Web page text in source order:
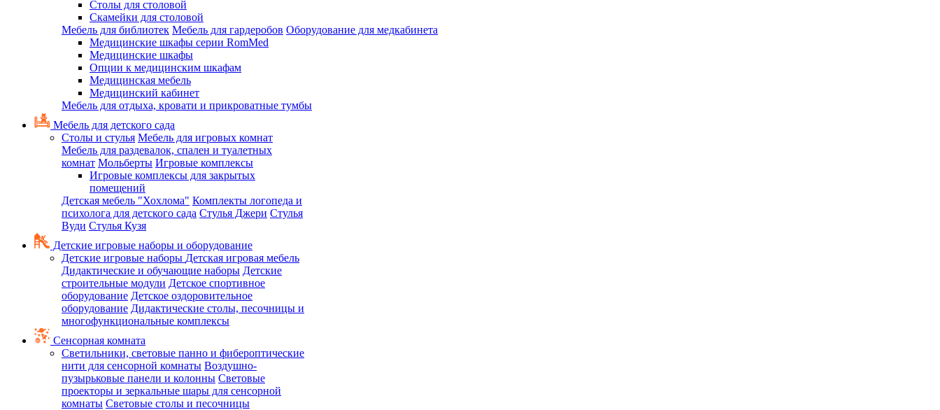
Cтолы для столовой
Скамейки для столовой
Мебель для библиотек Мебель для гардеробов Оборудование для медкабинета
Медицинские шкафы серии RomMed
Медицинские шкафы
Опции к медицинским шкафам
Медицинская мебель
Медицинский кабинет
Мебель для отдыха, кровати и прикроватные тумбы
Мебель для детского сада
Столы и стулья Мебель для игровых комнат
Мебель для раздевалок, спален и туалетных
комнат Мольберты Игровые комплексы
Игровые комплексы для закрытых
помещений
Детская мебель "Хохлома" Комплекты логопеда и
психолога для детского сада Стулья Джери Стулья
Вуди Стулья Кузя
Детские игровые наборы и оборудование
Детские игровые наборы Детская игровая мебель
Дидактические и обучающие наборы Детские
строительные модули Детское спортивное
оборудование Детское оздоровительное
оборудование Дидактические столы, песочницы и
многофункциональные комплексы
Сенсорная комната
Светильники, световые панно и фибероптические
нити для сенсорной комнаты Воздушно-
пузырьковые панели и колонны Световые
проекторы и зеркальные шары для сенсорной
комнаты Световые столы и песочницы